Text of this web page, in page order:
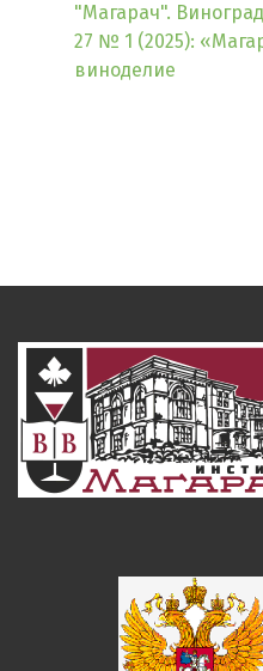
"Магарач".
27 № 1 (2025):
виноделие